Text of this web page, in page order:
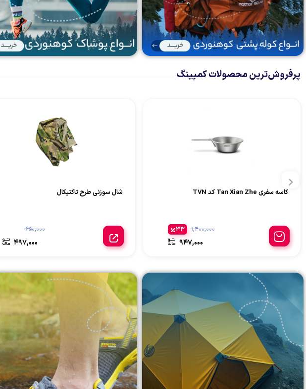
پرفروش‌ترین محصولات کمپینگ
کاسه سفری Tan Xian Zhe کد TVN
1,400,000
947,000
33
شال سوزنی طرح تاکتیکال
650,000
497,000